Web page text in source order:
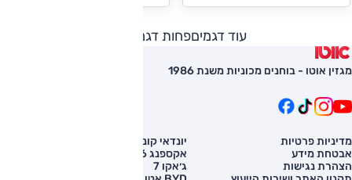
עוד דגמיםפחות דגמים
מגזין אוטו - בוחנים מכוניות משנת 1986
מדיניות פרטיות
אבטחת מידע
הצהרת נגישות
יונדאי קונה
אקספנג G6
ג׳אקו 7